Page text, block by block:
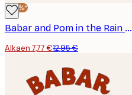
-40%*
Babar and Pom in the Rain Juliste
Alkaen 7,77 €12,95 €